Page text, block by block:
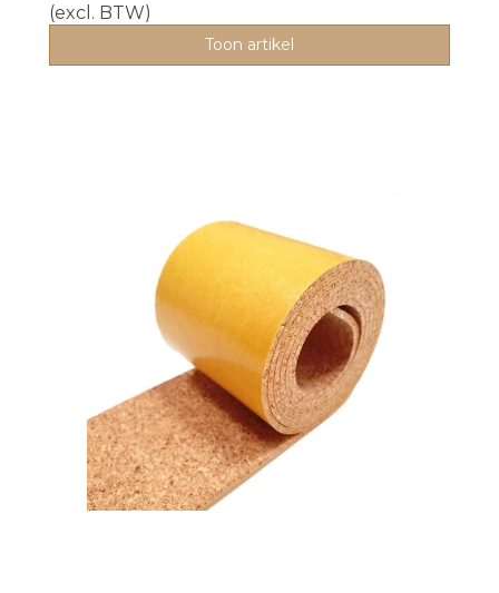
(excl. BTW)
Toon artikel